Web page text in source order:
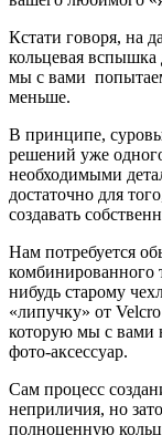
Кстати говоря, на
кольцевая вспышка
мы с вами
меньше.
В принципе,
решений уже
необходимыми
достаточно для
создавать
Нам потребуется
нибудь старому
«липучку» от
которую мы с вами
фото-аксессуар.
Сам процесс
неприличия, но
полноценную